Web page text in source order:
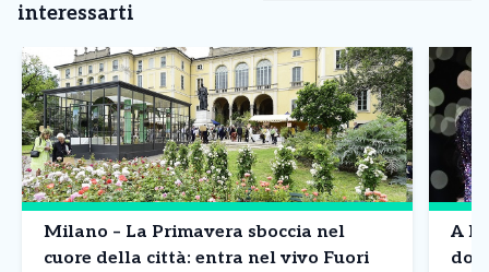
interessarti
Milano – La Primavera sboccia nel
cuore della città: entra nel vivo Fuori
A